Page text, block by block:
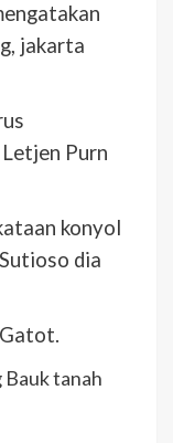
jakarta
Purn
konyol
dia
Bauk tanah